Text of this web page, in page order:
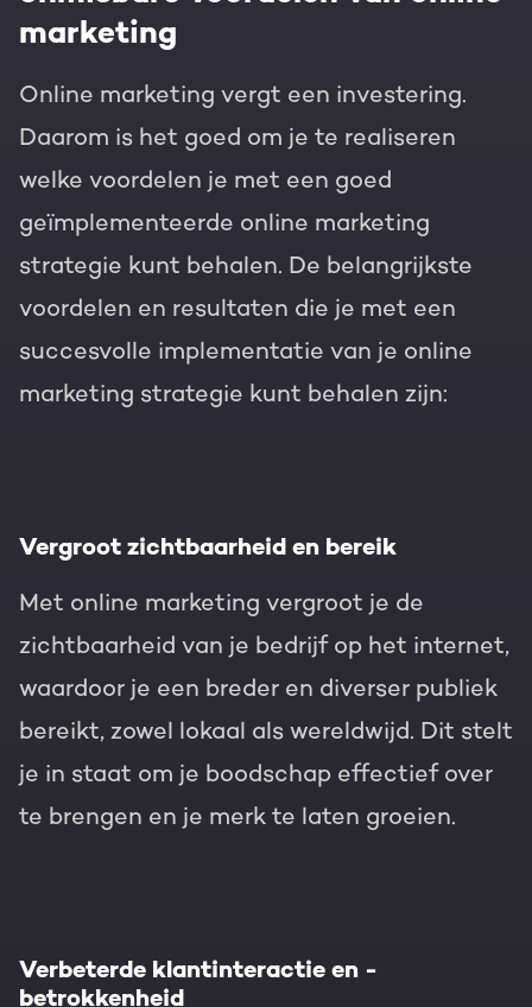
marketing
Online marketing vergt een investering.
Daarom is het goed om je te realiseren
welke voordelen je met een goed
geïmplementeerde online marketing
strategie kunt behalen. De belangrijkste
voordelen en resultaten die je met een
succesvolle implementatie van je online
marketing strategie kunt behalen zijn:
Vergroot zichtbaarheid en bereik
Met online marketing vergroot je de
zichtbaarheid van je bedrijf op het internet,
waardoor je een breder en diverser publiek
bereikt, zowel lokaal als wereldwijd. Dit stelt
je in staat om je boodschap effectief over
te brengen en je merk te laten groeien.
Verbeterde klantinteractie en -
betrokkenheid